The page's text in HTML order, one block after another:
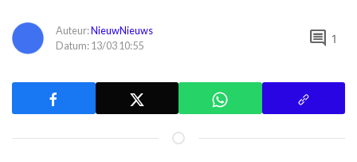
Auteur:NieuwNieuws
Datum: 13/03 10:55
comment 1